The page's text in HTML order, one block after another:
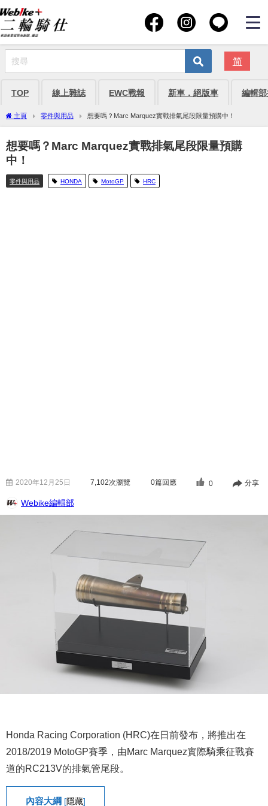
简
TOP 線上雜誌 EWC戰報 新車．絕版車 編輯
主頁 零件與用品 想要嗎？Marc Marquez實戰排氣尾段限量預購中！
想要嗎？Marc Marquez實戰排氣尾段限量預購
中！
零件與用品 HONDA MotoGP HRC
2020年12月25日 7,102次瀏覽 0篇回應 0 分享
Webike編輯部
Honda Racing Corporation (HRC)在日前發布，將推出在
2018/2019 MotoGP賽季，由Marc Marquez實際騎乘征戰賽
道的RC213V的排氣管尾段。
內容大綱 [隱藏]